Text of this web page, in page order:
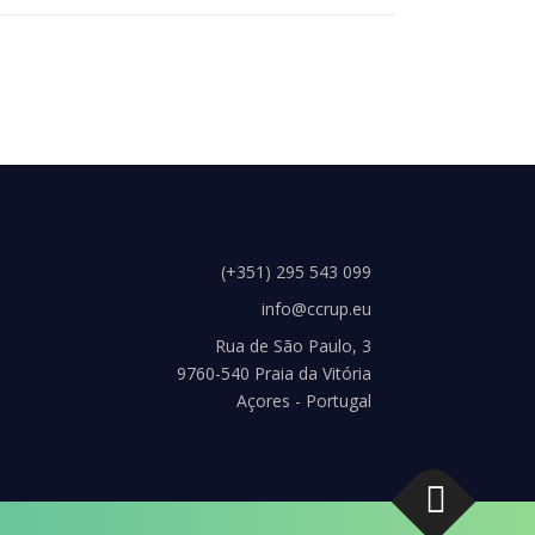
(+351) 295 543 099
info@ccrup.eu
Rua de São Paulo, 3
9760-540 Praia da Vitória
Açores - Portugal